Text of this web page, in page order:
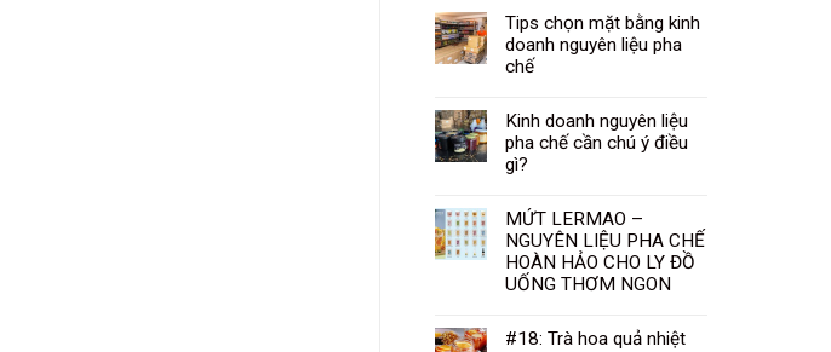
Tips chọn mặt bằng kinh
doanh nguyên liệu pha
chế
Kinh doanh nguyên liệu
pha chế cần chú ý điều
gì?
MỨT LERMAO –
NGUYÊN LIỆU PHA CHẾ
HOÀN HẢO CHO LY ĐỒ
UỐNG THƠM NGON
#18: Trà hoa quả nhiệt